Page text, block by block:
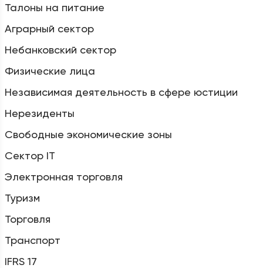
Талоны на питание
Аграрный сектор
Небанковский сектор
Физические лица
Независимая деятельность в сфере юстиции
Нерезиденты
Свободные экономические зоны
Сектор IT
Электронная торговля
Туризм
Торговля
Транспорт
IFRS 17